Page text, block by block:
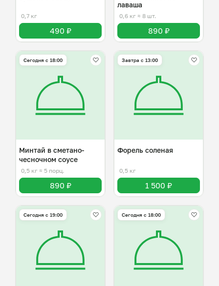
0,7 кг
490 ₽
лаваша
0,6 кг ≈ 8 шт.
890 ₽
Сегодня с 18:00
Минтай в сметано-
чесночном соусе
0,5 кг ≈ 5 порц.
890 ₽
Завтра c 13:00
Форель соленая
0,5 кг
1 500 ₽
Сегодня с 19:00 Сегодня с 18:00